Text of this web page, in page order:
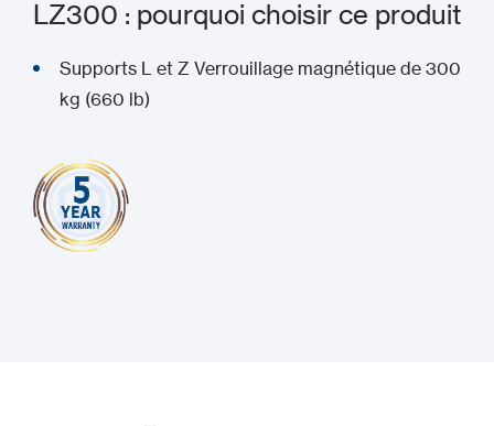
LZ300 : pourquoi choisir ce produit
Supports L et Z Verrouillage magnétique de 300
kg (660 lb)